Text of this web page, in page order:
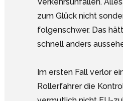
zum Glück nicht
folgenschwer. Das
schnell anders
Im ersten Fall verlor
Rollerfahrer die